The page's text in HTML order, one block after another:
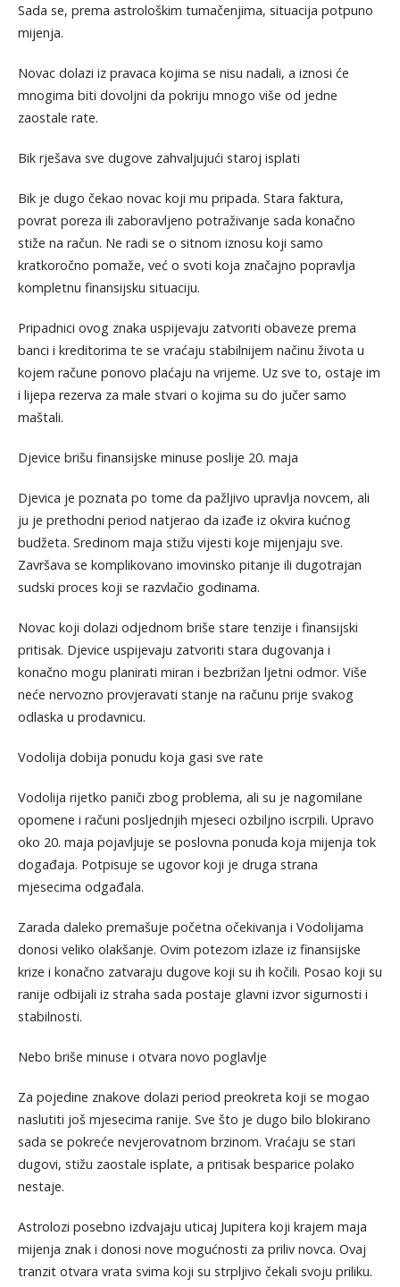
Sada se, prema astrološkim tumačenjima, situacija potpuno
mijenja.
Novac dolazi iz pravaca kojima se nisu nadali, a iznosi će
mnogima biti dovoljni da pokriju mnogo više od jedne
zaostale rate.
Bik rješava sve dugove zahvaljujući staroj isplati
Bik je dugo čekao novac koji mu pripada. Stara faktura,
povrat poreza ili zaboravljeno potraživanje sada konačno
stiže na račun. Ne radi se o sitnom iznosu koji samo
kratkoročno pomaže, već o svoti koja značajno popravlja
kompletnu finansijsku situaciju.
Pripadnici ovog znaka uspijevaju zatvoriti obaveze prema
banci i kreditorima te se vraćaju stabilnijem načinu života u
kojem račune ponovo plaćaju na vrijeme. Uz sve to, ostaje im
i lijepa rezerva za male stvari o kojima su do jučer samo
maštali.
Djevice brišu finansijske minuse poslije 20. maja
Djevica je poznata po tome da pažljivo upravlja novcem, ali
ju je prethodni period natjerao da izađe iz okvira kućnog
budžeta. Sredinom maja stižu vijesti koje mijenjaju sve.
Završava se komplikovano imovinsko pitanje ili dugotrajan
sudski proces koji se razvlačio godinama.
Novac koji dolazi odjednom briše stare tenzije i finansijski
pritisak. Djevice uspijevaju zatvoriti stara dugovanja i
konačno mogu planirati miran i bezbrižan ljetni odmor. Više
neće nervozno provjeravati stanje na računu prije svakog
odlaska u prodavnicu.
Vodolija dobija ponudu koja gasi sve rate
Vodolija rijetko paniči zbog problema, ali su je nagomilane
opomene i računi posljednjih mjeseci ozbiljno iscrpili. Upravo
oko 20. maja pojavljuje se poslovna ponuda koja mijenja tok
događaja. Potpisuje se ugovor koji je druga strana
mjesecima odgađala.
Zarada daleko premašuje početna očekivanja i Vodolijama
donosi veliko olakšanje. Ovim potezom izlaze iz finansijske
krize i konačno zatvaraju dugove koji su ih kočili. Posao koji su
ranije odbijali iz straha sada postaje glavni izvor sigurnosti i
stabilnosti.
Nebo briše minuse i otvara novo poglavlje
Za pojedine znakove dolazi period preokreta koji se mogao
naslutiti još mjesecima ranije. Sve što je dugo bilo blokirano
sada se pokreće nevjerovatnom brzinom. Vraćaju se stari
dugovi, stižu zaostale isplate, a pritisak besparice polako
nestaje.
Astrolozi posebno izdvajaju uticaj Jupitera koji krajem maja
mijenja znak i donosi nove mogućnosti za priliv novca. Ovaj
tranzit otvara vrata svima koji su strpljivo čekali svoju priliku.